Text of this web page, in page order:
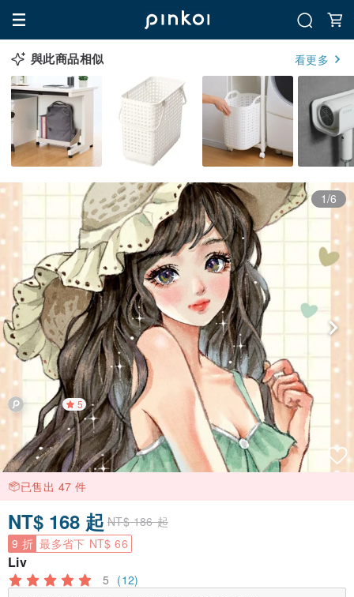
與此商品相似 看更多
1/6
5
已售出 47 件
NT$ 168 起 NT$ 186 起
9 折 最多省下 NT$ 66
Liv
5 (12)